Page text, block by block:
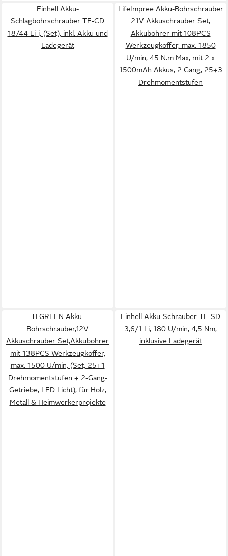
Einhell Akku-
Schlagbohrschrauber TE-CD
18/44 Li-i, (Set), inkl. Akku und
Ladegerät
LifeImpree Akku-Bohrschrauber
21V Akkuschrauber Set,
Akkubohrer mit 108PCS
Werkzeugkoffer, max. 1850
U/min, 45 N.m Max, mit 2 x
1500mAh Akkus, 2 Gang, 25+3
Drehmomentstufen
TLGREEN Akku-
Bohrschrauber,12V
Akkuschrauber Set,Akkubohrer
mit 138PCS Werkzeugkoffer,
max. 1500 U/min, (Set, 25+1
Drehmomentstufen + 2-Gang-
Getriebe, LED Licht), für Holz,
Metall & Heimwerkerprojekte
Einhell Akku-Schrauber TE-SD
3,6/1 Li, 180 U/min, 4,5 Nm,
inklusive Ladegerät